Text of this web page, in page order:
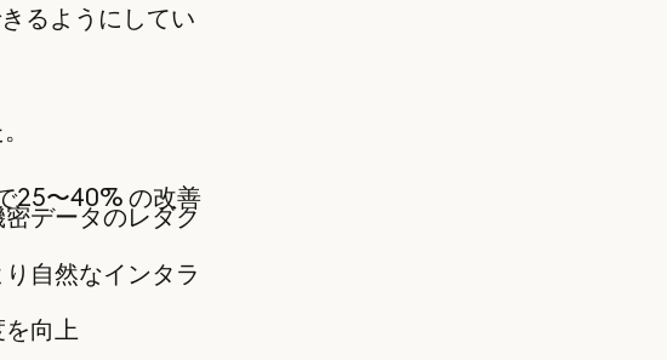
るようにしてい
25〜40% の改善
データのレダク
自然なインタラ
向上